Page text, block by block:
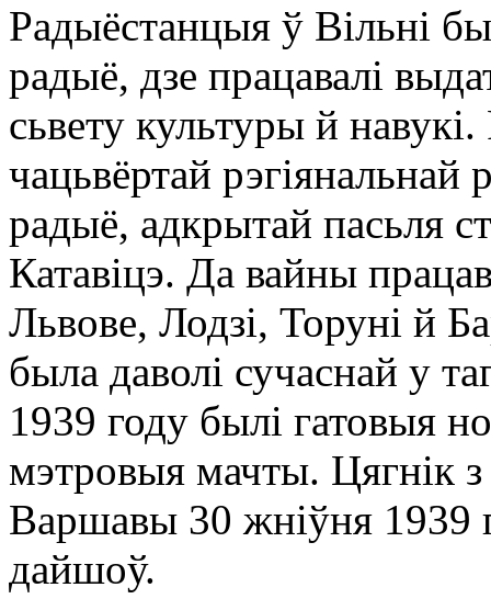
Радыёстанцыя ў Вільні
радыё, дзе працавалі
сьвету культуры й
чацьвёртай
радыё, адкрытай пасьля
Катавіцэ. Да вайны
Львове, Лодзі, Торуні й
была даволі сучаснай у
1939 году былі гатовыя
мэтровыя мачты. Цягнік з
Варшавы 30 жніўня 1939
дайшоў.